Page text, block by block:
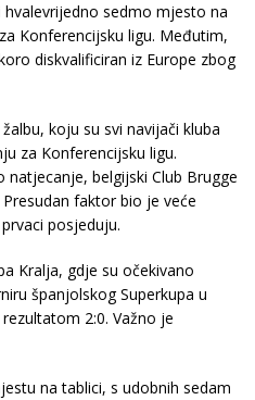
sedmo mjesto na
Konferencijsku ligu. Međutim,
diskvalificiran iz Europe zbog
koju su svi navijači kluba
za Konferencijsku ligu.
belgijski Club Brugge
faktor bio je veće
posjeduju.
Kralja, gdje su očekivano
španjolskog Superkupa u
2:0. Važno je
na tablici, s udobnih sedam